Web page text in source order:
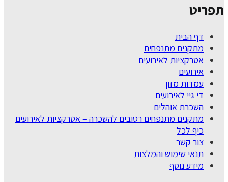
תפריט
דף הבית
מתקנים מתנפחים
אטרקציות לאירועים
אירועים
עמדות מזון
די גיי לאירועים
השכרת אוהלים
מתקנים מתנפחים רטובים להשכרה – אטרקציות לאירועים
כיף לכל
צור קשר
תנאי שימוש והמלצות
מידע נוסף